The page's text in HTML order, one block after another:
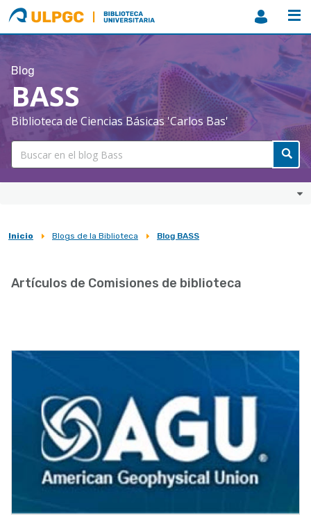
ULPGC
Biblioteca
ULPGC
Blog
BASS
Biblioteca de Ciencias Básicas 'Carlos Bas'
Sobrescribir
de
la
Inicio Blogs de la Biblioteca Blog BASS
Artículos de Comisiones de biblioteca